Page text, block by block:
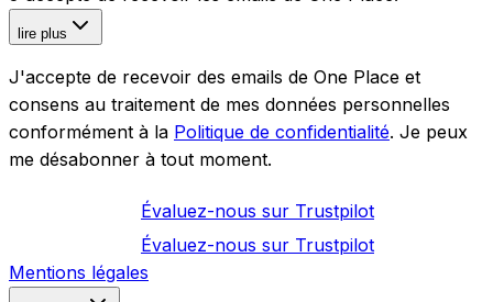
lire plus
J'accepte de recevoir des emails de One Place et
consens au traitement de mes données personnelles
conformément à la Politique de confidentialité. Je peux
me désabonner à tout moment.
Évaluez-nous sur Trustpilot
Évaluez-nous sur Trustpilot
Mentions légales